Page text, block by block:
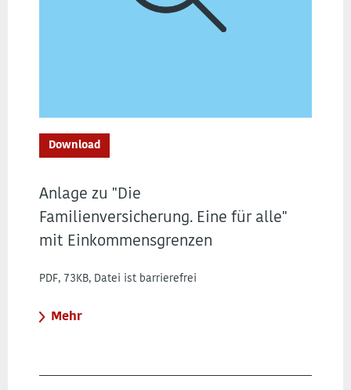
Download
Anlage zu "Die
Familienversicherung. Eine für alle"
mit Einkommensgrenzen
PDF, 73KB, Datei ist barrierefrei
Mehr